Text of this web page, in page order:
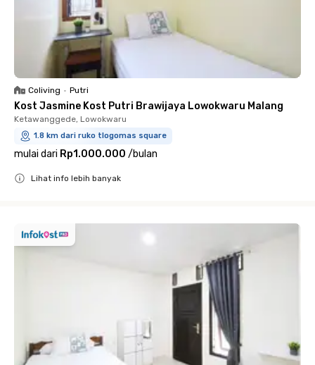
Coliving • Putri
Kost Jasmine Kost Putri Brawijaya Lowokwaru Malang
Ketawanggede, Lowokwaru
1.8 km dari ruko tlogomas square
mulai dari Rp1.000.000 /bulan
Lihat info lebih banyak